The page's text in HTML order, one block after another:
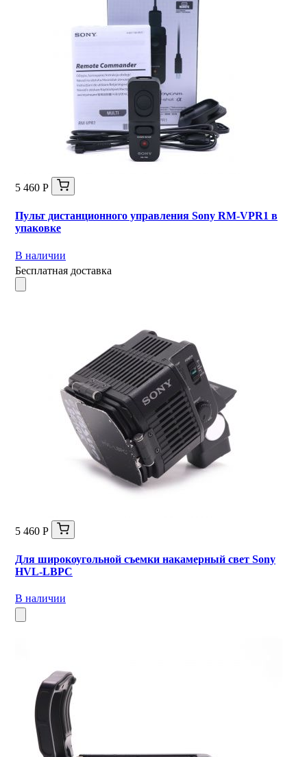
5 460 Р
Пульт дистанционного управления Sony RM-VPR1 в
упаковке
В наличии
Бесплатная доставка
5 460 Р
Для широкоугольной съемки накамерный свет Sony
HVL-LBPC
В наличии